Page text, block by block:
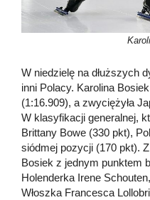
W niedzielę na dłuższych
inni Polacy. Karolina
(1:16.909), a zwyciężyła
W klasyfikacji generalnej,
Brittany Bowe (330 pkt),
siódmej pozycji (170 pkt).
Bosiek z jednym punktem
Holenderka Irene
Włoszka Francesca